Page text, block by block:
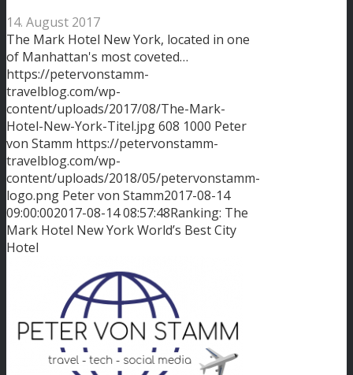
14. August 2017
The Mark Hotel New York, located in one
of Manhattan's most coveted…
https://petervonstamm-
travelblog.com/wp-
content/uploads/2017/08/The-Mark-
Hotel-New-York-Titel.jpg608 1000 Peter
von Stamm https://petervonstamm-
travelblog.com/wp-
content/uploads/2018/05/petervonstamm-
logo.png Peter von Stamm2017-08-14
09:00:002017-08-14 08:57:48Ranking: The
Mark Hotel New York World’s Best City
Hotel